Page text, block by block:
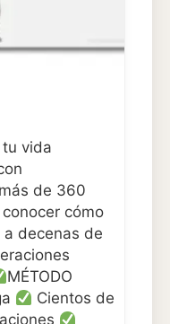
vida
de 360
cómo
decenas de
MÉTODO
Cientos de